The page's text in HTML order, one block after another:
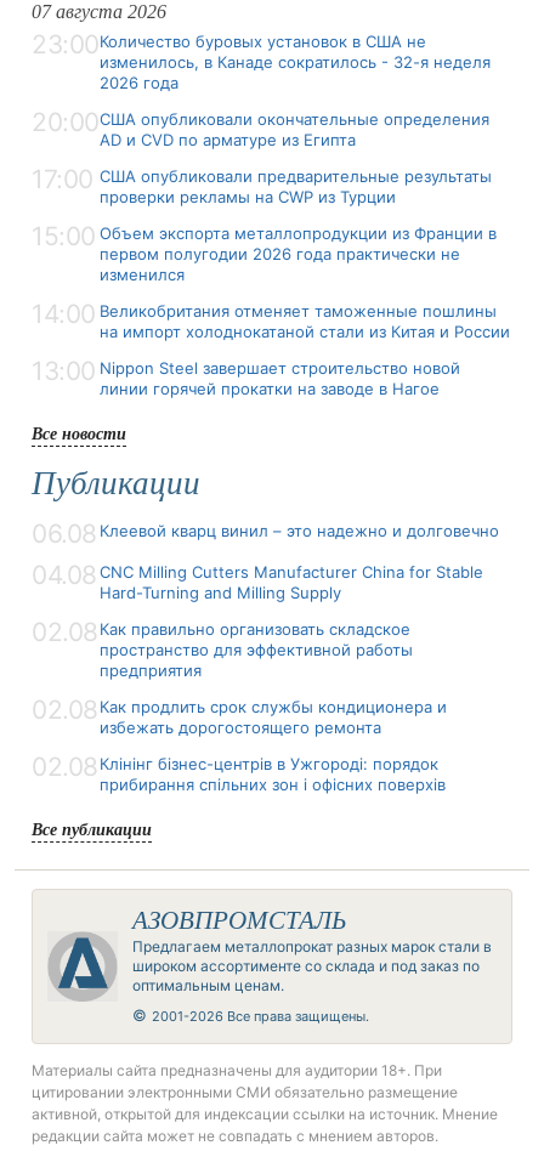
07 августа 2026
23:00Количество буровых установок в США не
изменилось, в Канаде сократилось - 32-я неделя
2026 года
20:00США опубликовали окончательные определения
AD и CVD по арматуре из Египта
17:00 США опубликовали предварительные результаты
проверки рекламы на CWP из Турции
15:00 Объем экспорта металлопродукции из Франции в
первом полугодии 2026 года практически не
изменился
14:00 Великобритания отменяет таможенные пошлины
на импорт холоднокатаной стали из Китая и России
13:00 Nippon Steel завершает строительство новой
линии горячей прокатки на заводе в Нагое
Все новости
Публикации
06.08 Клеевой кварц винил – это надежно и долговечно
04.08 CNC Milling Cutters Manufacturer China for Stable
Hard-Turning and Milling Supply
02.08 Как правильно организовать складское
пространство для эффективной работы
предприятия
02.08 Как продлить срок службы кондиционера и
избежать дорогостоящего ремонта
02.08 Клінінг бізнес-центрів в Ужгороді: порядок
прибирання спільних зон і офісних поверхів
Все публикации
АЗОВПРОМСТАЛЬ
Предлагаем металлопрокат разных марок стали в
широком ассортименте со склада и под заказ по
оптимальным ценам.
© 2001-2026 Все права защищены.
Материалы сайта предназначены для аудитории 18+. При
цитировании электронными СМИ обязательно размещение
активной, открытой для индексации ссылки на источник. Мнение
редакции сайта может не совпадать с мнением авторов.